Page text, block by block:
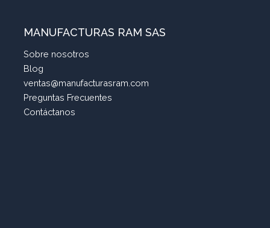
MANUFACTURAS RAM SAS
Sobre nosotros
Blog
ventas@manufacturasram.com
Preguntas Frecuentes
Contáctanos